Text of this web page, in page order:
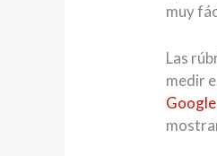
muy
Las
medir